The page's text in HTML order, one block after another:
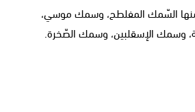
السّمك المفلطح، وسمك موسي،
وسمك الإسقلبين، وسمك الصّخرة.